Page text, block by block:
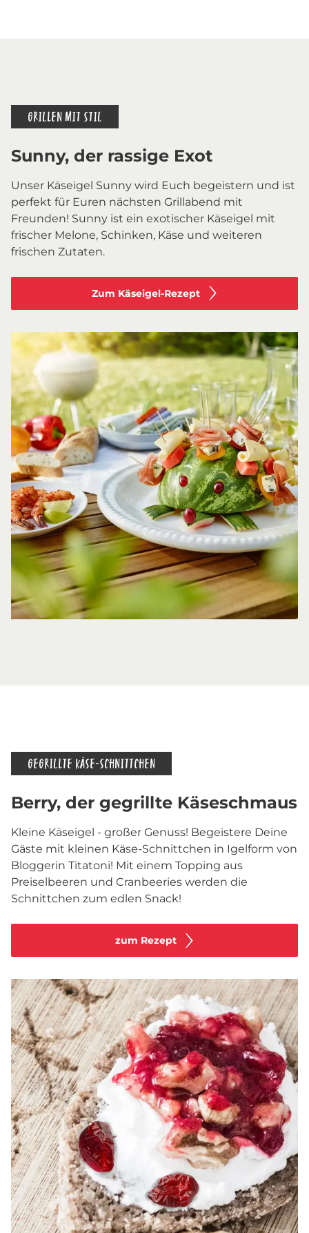
GRILLEN MIT STIL
Sunny, der rassige Exot
Unser Käseigel Sunny wird Euch begeistern und ist
perfekt für Euren nächsten Grillabend mit
Freunden! Sunny ist ein exotischer Käseigel mit
frischer Melone, Schinken, Käse und weiteren
frischen Zutaten.
Zum Käseigel-Rezept
GEGRILLTE KÄSE-SCHNITTCHEN
Berry, der gegrillte Käseschmaus
Kleine Käseigel - großer Genuss! Begeistere Deine
Gäste mit kleinen Käse-Schnittchen in Igelform von
Bloggerin Titatoni! Mit einem Topping aus
Preiselbeeren und Cranbeeries werden die
Schnittchen zum edlen Snack!
zum Rezept